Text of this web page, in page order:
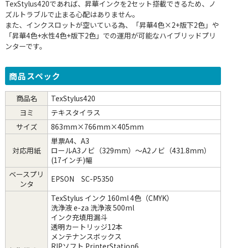
TexStylus420であれば、昇華インクを2セット搭載できるため、ノ
ズルトラブルで止まる心配はありません。
また、インクスロットが空いている為、「昇華4色×2+版下2色」や
「昇華4色+水性4色+版下2色」での運用が可能なハイブリッドプリ
ンターです。
商品スペック
商品名
TexStylus420
ヨミ
テキスタイラス
サイズ
863mm×766mm×405mm
対応用紙
単票A4、A3
ロールA3ノビ（329mm）～A2ノビ（431.8mm）
(17インチ)幅
ベースプリ
ンタ
EPSON SC-P5350
TexStylus インク 160ml 4色（CMYK）
洗浄液 e-za 洗浄液 500ml
インク充填用漏斗
透明カートリッジ12本
メンテナンスボックス
RIPソフト PrinterStation6